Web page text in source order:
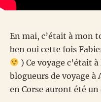
En mai, c’était à mon
ben oui cette fois
) Ce voyage c’était
blogueurs de voyage à
en Corse auront été